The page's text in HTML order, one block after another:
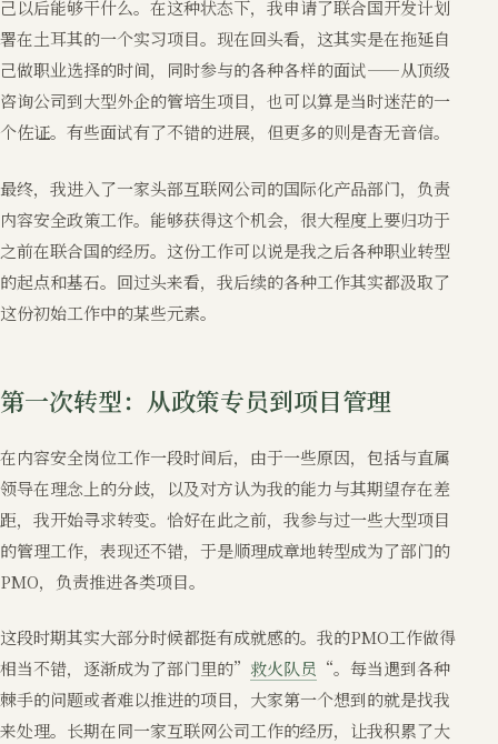
己以后能够干什么。在这种状态下，我申请了联合国开发计划
署在土耳其的一个实习项目。现在回头看，这其实是在拖延自
己做职业选择的时间，同时参与的各种各样的面试——从顶级
咨询公司到大型外企的管培生项目，也可以算是当时迷茫的一
个佐证。有些面试有了不错的进展，但更多的则是杳无音信。
最终，我进入了一家头部互联网公司的国际化产品部门，负责
内容安全政策工作。能够获得这个机会，很大程度上要归功于
之前在联合国的经历。这份工作可以说是我之后各种职业转型
的起点和基石。回过头来看，我后续的各种工作其实都汲取了
这份初始工作中的某些元素。
第一次转型：从政策专员到项目管理
在内容安全岗位工作一段时间后，由于一些原因，包括与直属
领导在理念上的分歧，以及对方认为我的能力与其期望存在差
距，我开始寻求转变。恰好在此之前，我参与过一些大型项目
的管理工作，表现还不错，于是顺理成章地转型成为了部门的
PMO，负责推进各类项目。
这段时期其实大部分时候都挺有成就感的。我的PMO工作做得
相当不错，逐渐成为了部门里的” 救火队员 “。每当遇到各种
棘手的问题或者难以推进的项目，大家第一个想到的就是找我
来处理。长期在同一家互联网公司工作的经历，让我积累了大